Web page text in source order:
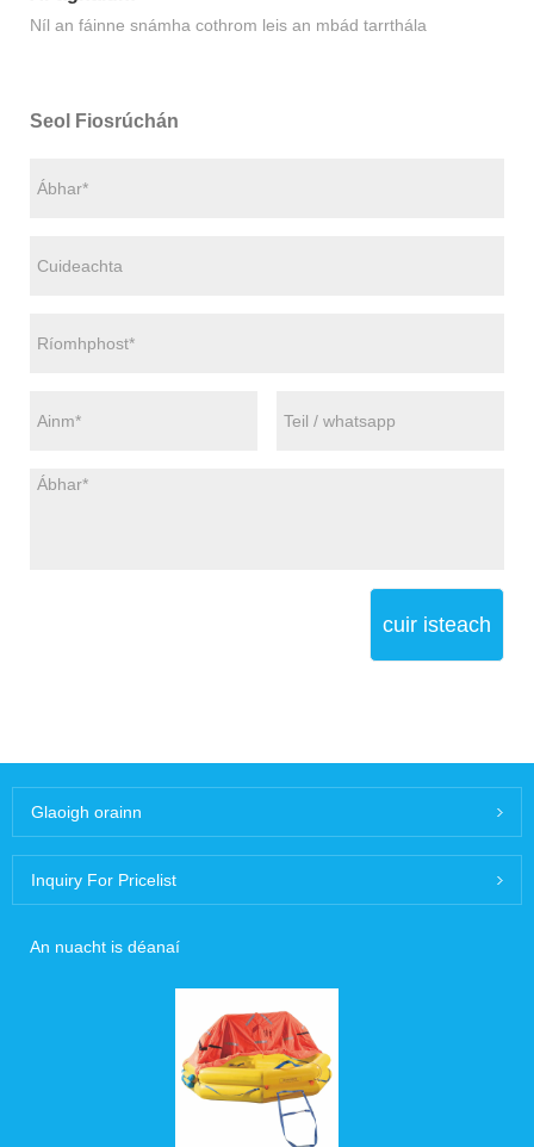
Níl an fáinne snámha cothrom leis an mbád tarrthála
Seol Fiosrúchán
cuir isteach
Glaoigh orainn
Inquiry For Pricelist
An nuacht is déanaí